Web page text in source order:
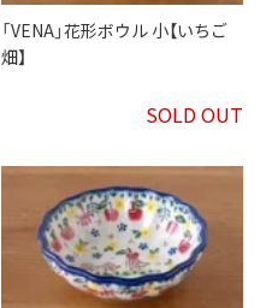
「VENA」花形ボウル 小【いちご
畑】
SOLD OUT